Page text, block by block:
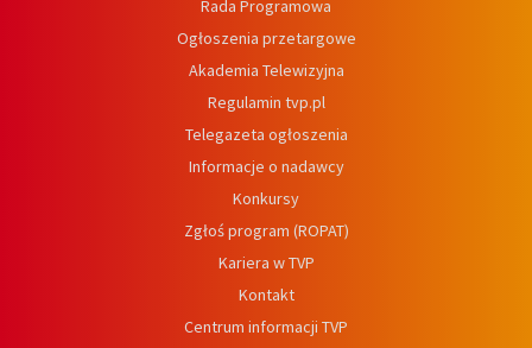
Rada Programowa
Ogłoszenia przetargowe
Akademia Telewizyjna
Regulamin tvp.pl
Telegazeta ogłoszenia
Informacje o nadawcy
Konkursy
Zgłoś program (ROPAT)
Kariera w TVP
Kontakt
Centrum informacji TVP